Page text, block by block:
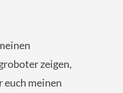
zeigen,
meinen